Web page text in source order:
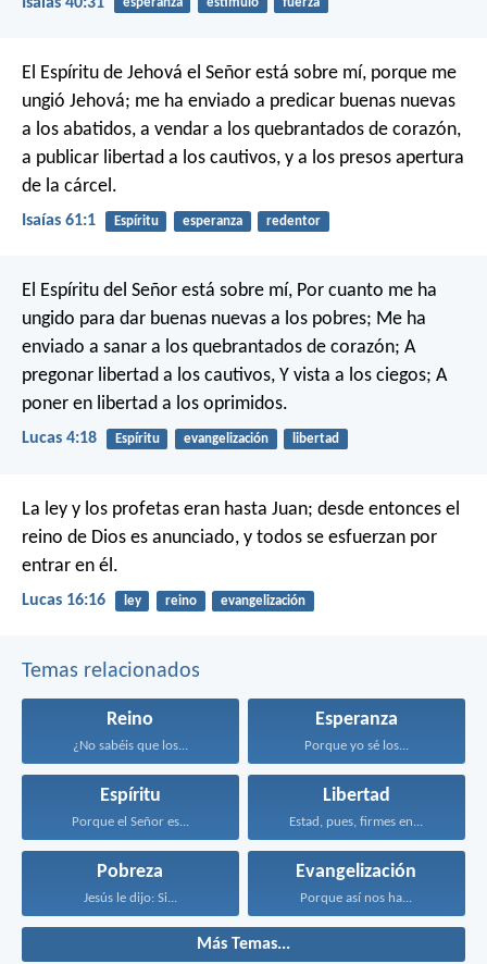
esperanza estímulo fuerza
El Espíritu de Jehová el Señor está sobre mí, porque me
ungió Jehová; me ha enviado a predicar buenas nuevas
a los abatidos, a vendar a los quebrantados de corazón,
a publicar libertad a los cautivos, y a los presos apertura
de la cárcel.
Isaías 61:1 Espíritu esperanza redentor
El Espíritu del Señor está sobre mí, Por cuanto me ha
ungido para dar buenas nuevas a los pobres; Me ha
enviado a sanar a los quebrantados de corazón; A
pregonar libertad a los cautivos, Y vista a los ciegos; A
poner en libertad a los oprimidos.
Lucas 4:18 Espíritu evangelización libertad
La ley y los profetas eran hasta Juan; desde entonces el
reino de Dios es anunciado, y todos se esfuerzan por
entrar en él.
Lucas 16:16 ley reino evangelización
Temas relacionados
Reino
¿No sabéis que los...
Esperanza
Porque yo sé los...
Espíritu
Porque el Señor es...
Libertad
Estad, pues, firmes en...
Pobreza
Jesús le dijo: Si...
Evangelización
Porque así nos ha...
Más Temas...